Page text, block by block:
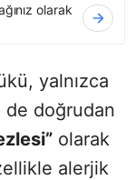
olarak
yalnızca
de doğrudan
olarak
alerjik